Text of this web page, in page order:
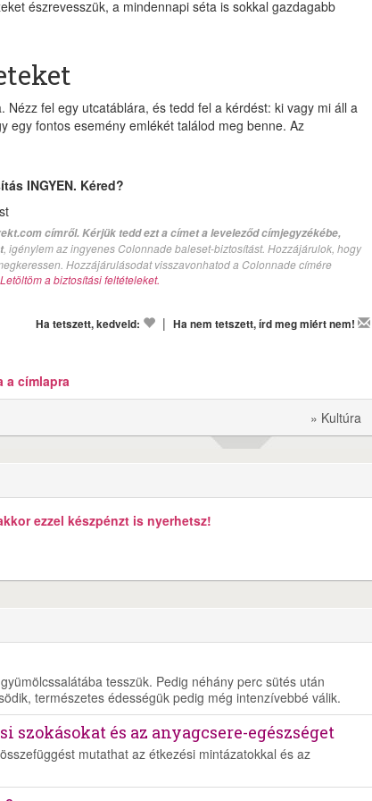
észrevesszük, a mindennapi séta is sokkal gazdagabb
fel egy utcatáblára, és tedd fel a kérdést: ki vagy mi áll a
egy fontos esemény emlékét találod meg benne. Az
INGYEN. Kéred?
címről. Kérjük tedd ezt a címet a leveleződ címjegyzékébe,
, igénylem az ingyenes Colonnade baleset-biztosítást. Hozzájárulok, hogy
Hozzájárulásodat visszavonhatod a Colonnade címére
Letöltöm a biztosítási feltételeket.
Ha tetszett, kedveld: | Ha nem tetszett, írd meg miért nem!
a címlapra
» Kultúra
ezzel készpénzt is nyerhetsz!
tesszük. Pedig néhány perc sütés után
természetes édességük pedig még intenzívebbé válik.
szokásokat és az anyagcsere-egészséget
mutathat az étkezési mintázatokkal és az